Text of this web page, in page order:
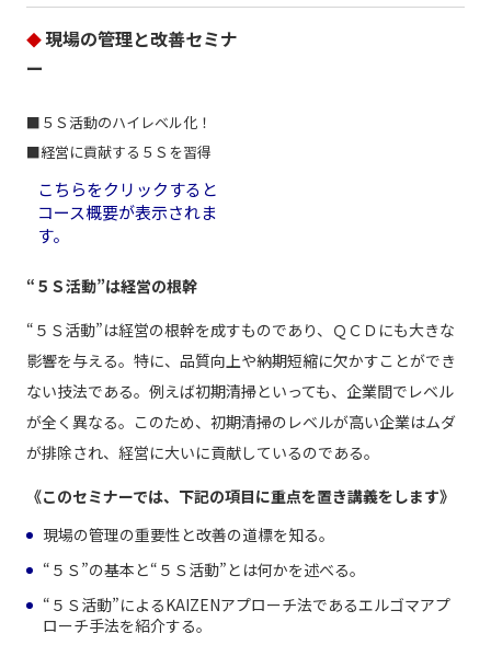
◆現場の管理と改善セミナ
ー
■５Ｓ活動のハイレベル化！
■経営に貢献する５Ｓを習得
こちらをクリックすると
コース概要が表示されま
す。
“５Ｓ活動”は経営の根幹
“５Ｓ活動”は経営の根幹を成すものであり、ＱＣＤにも大きな
影響を与える。特に、品質向上や納期短縮に欠かすことができ
ない技法である。例えば初期清掃といっても、企業間でレベル
が全く異なる。このため、初期清掃のレベルが高い企業はムダ
が排除され、経営に大いに貢献しているのである。
《このセミナーでは、下記の項目に重点を置き講義をします》
現場の管理の重要性と改善の道標を知る。
“５Ｓ”の基本と“５Ｓ活動”とは何かを述べる。
“５Ｓ活動”によるKAIZENアプローチ法であるエルゴマアプ
ローチ手法を紹介する。